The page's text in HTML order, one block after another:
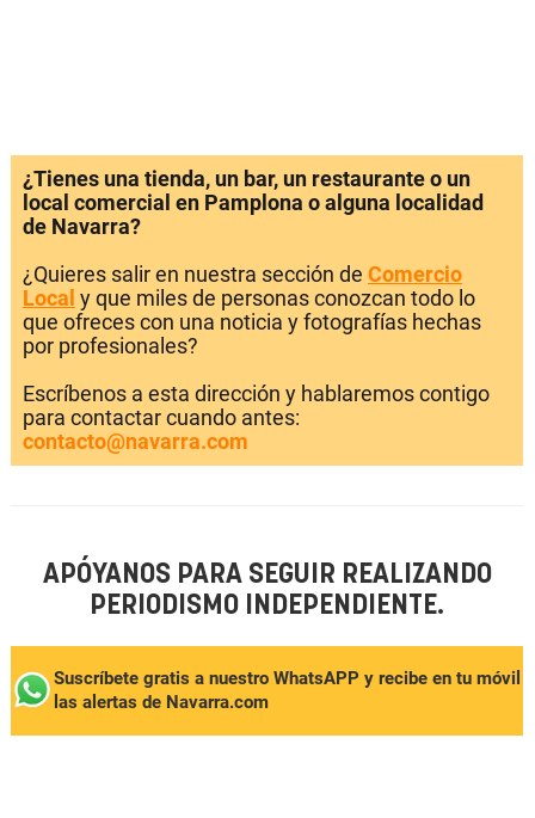
¿Tienes una tienda, un bar, un restaurante o un
local comercial en Pamplona o alguna localidad
de Navarra?
¿Quieres salir en nuestra sección de Comercio
Local y que miles de personas conozcan todo lo
que ofreces con una noticia y fotografías hechas
por profesionales?
Escríbenos a esta dirección y hablaremos contigo
para contactar cuando antes:
contacto@navarra.com
APÓYANOS PARA SEGUIR REALIZANDO
PERIODISMO INDEPENDIENTE.
Suscríbete gratis a nuestro WhatsAPP y recibe en tu móvil
las alertas de Navarra.com